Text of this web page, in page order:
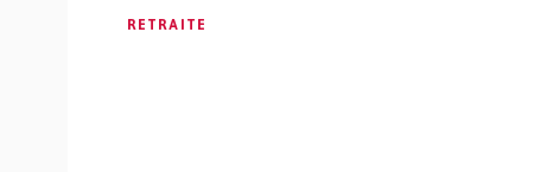
RETRAITE